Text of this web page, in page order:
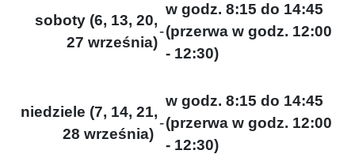
soboty (6, 13, 20,
27 września)
-
w godz. 8:15 do 14:45
(przerwa w godz. 12:00
- 12:30)
niedziele (7, 14, 21,
28 września)
-
w godz. 8:15 do 14:45
(przerwa w godz. 12:00
- 12:30)